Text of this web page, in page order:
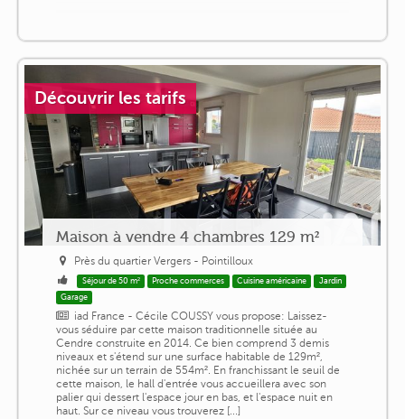
Découvrir les tarifs
Maison à vendre 4 chambres 129 m²
Près du quartier Vergers - Pointilloux
Séjour de 50 m² Proche commerces Cuisine américaine
Jardin
Garage
iad France - Cécile COUSSY vous propose: Laissez-
vous séduire par cette maison traditionnelle située au
Cendre construite en 2014. Ce bien comprend 3 demis
niveaux et s'étend sur une surface habitable de 129m²,
nichée sur un terrain de 554m². En franchissant le seuil de
cette maison, le hall d'entrée vous accueillera avec son
palier qui dessert l'espace jour en bas, et l'espace nuit en
haut. Sur ce niveau vous trouverez [...]